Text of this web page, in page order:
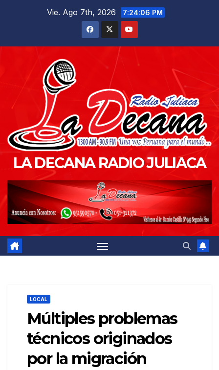
Vie. Ago 7th, 2026 7:24:08 PM
LA DECANA RADIO JULIACA
LOCAL
Múltiples problemas
técnicos originados
por la migración